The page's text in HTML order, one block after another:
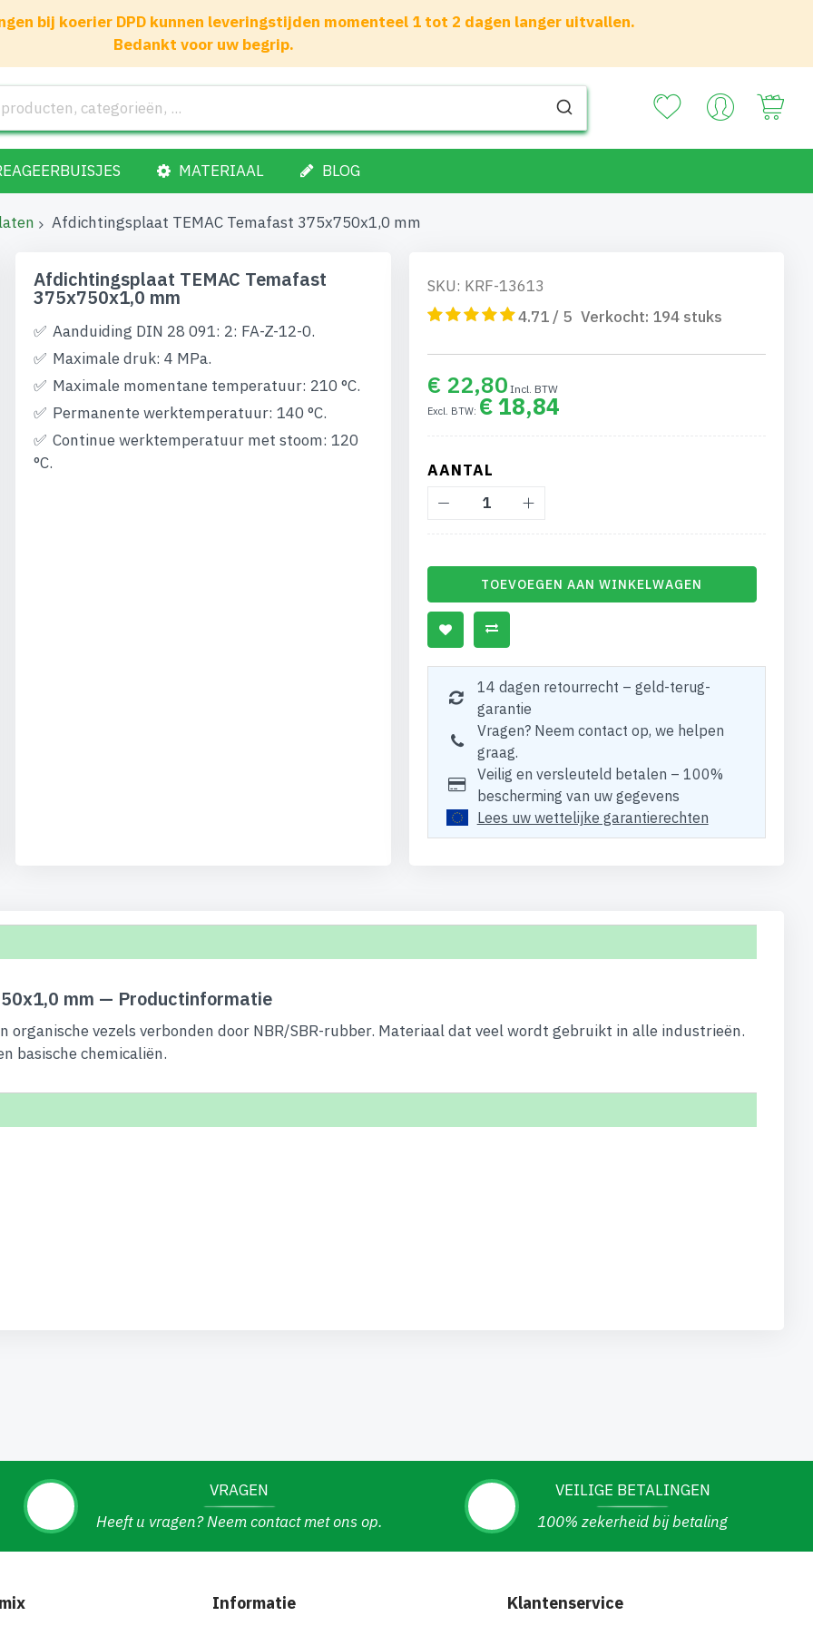
bij koerier DPD kunnen leveringstijden momenteel 1 tot 2 dagen langer uitvallen.
Bedankt voor uw begrip.
MATERIAAL BLOG
Afdichtingsplaat TEMAC Temafast 375x750x1,0 mm
Afdichtingsplaat TEMAC Temafast
375x750x1,0 mm
Aanduiding DIN 28 091: 2: FA-Z-12-0.
Maximale druk: 4 MPa.
Maximale momentane temperatuur: 210 °C.
Permanente werktemperatuur: 140 °C.
Continue werktemperatuur met stoom: 120
°C.
SKU: KRF-13613
4.71 / 5 Verkocht: 194stuks
€ 22,80
€ 18,84
AANTAL
TOEVOEGEN AAN WINKELWAGEN
14 dagen retourrecht – geld-terug-
garantie
Vragen? Neem contact op, we helpen
graag.
Veilig en versleuteld betalen – 100%
bescherming van uw gegevens
Lees uw wettelijke garantierechten
mm — Productinformatie
organische vezels verbonden door NBR/SBR-rubber. Materiaal dat veel wordt gebruikt in alle industrieën.
basische chemicaliën.
VRAGEN
Heeft u vragen? Neem contact met ons op.
VEILIGE BETALINGEN
100% zekerheid bij betaling
Informatie Klantenservice